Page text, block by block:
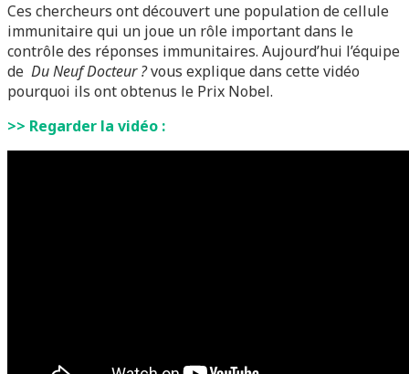
Ces chercheurs ont découvert une population de cellule
immunitaire qui un joue un rôle important dans le
contrôle des réponses immunitaires. Aujourd’hui l’équipe
de Du Neuf Docteur ?vous explique dans cette vidéo
pourquoi ils ont obtenus le Prix Nobel.
>> Regarder la vidéo :